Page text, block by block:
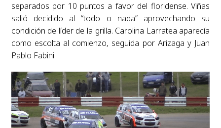
separados por 10 puntos a favor del floridense.Viñas
salió decidido al “todo o nada” aprovechando su
condición de líder de la grilla. Carolina Larratea aparecía
como escolta al comienzo, seguida por Arizaga y Juan
Pablo Fabini.